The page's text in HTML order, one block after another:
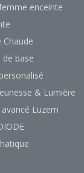
enceinte
Chaude
de base
& Lumière
Luzern